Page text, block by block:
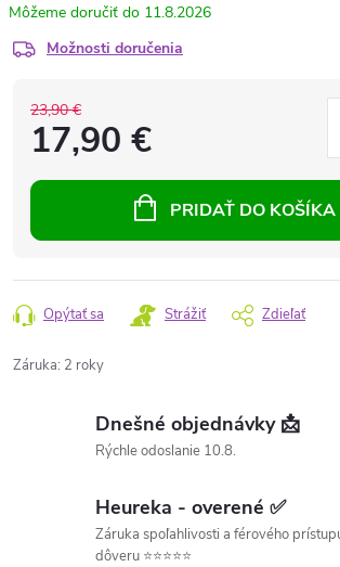
11.8.2026
Možnosti doručenia
23,90 €
17,90 €
PRIDAŤ DO KOŠÍKA
Opýtať sa Strážiť Zdieľať
Záruka: 2 roky
Dnešné objednávky 📩
Rýchle odoslanie 10.8.
Heureka - overené ✅
Záruka spoľahlivosti a férového
dôveru ⭐⭐⭐⭐⭐